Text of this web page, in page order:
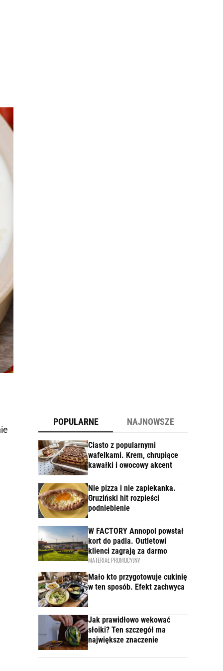
POPULARNE NAJNOWSZE
Ciasto z popularnymi
wafelkami. Krem, chrupiące
kawałki i owocowy akcent
Nie pizza i nie zapiekanka.
Gruziński hit rozpieści
podniebienie
W FACTORY Annopol powstał
kort do padla. Outletowi
klienci zagrają za darmo
MATERIAŁ PROMOCYJNY
Mało kto przygotowuje cukinię
w ten sposób. Efekt zachwyca
Jak prawidłowo wekować
słoiki? Ten szczegół ma
największe znaczenie